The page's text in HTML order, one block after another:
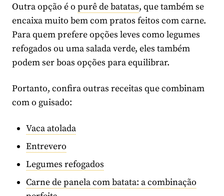
Outra opção é o purê de batatas, que também se
encaixa muito bem com pratos feitos com carne.
Para quem prefere opções leves como legumes
refogados ou uma salada verde, eles também
podem ser boas opções para equilibrar.
Portanto, confira outras receitas que combinam
com o guisado:
Vaca atolada
Entrevero
Legumes refogados
Carne de panela com batata: a combinação